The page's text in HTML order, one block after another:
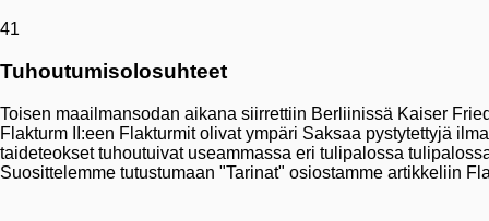
41
Tuhoutumisolosuhteet
Toisen maailmansodan aikana siirrettiin Berliinissä Kaiser
Flakturm II:een Flakturmit olivat ympäri Saksaa pystytettyjä
taideteokset tuhoutuivat useammassa eri tulipalossa
Suosittelemme tutustumaan "Tarinat" osiostamme artikkeliin